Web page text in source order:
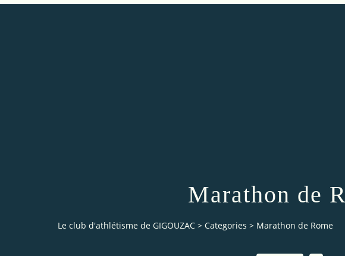
Marathon de
Le club d'athlétisme de GIGOUZAC > Categories > Marathon de Rome